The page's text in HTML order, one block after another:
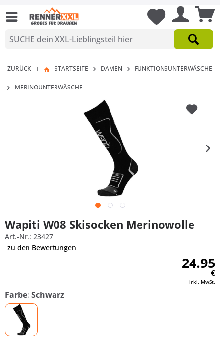
ZURÜCK | STARTSEITE DAMEN FUNKTIONSUNTERWÄSCHE
MERINOUNTERWÄSCHE
Wapiti W08 Skisocken Merinowolle
Art.-Nr.: 23427
zu den Bewertungen
24.95
€
inkl. MwSt.
Farbe: Schwarz